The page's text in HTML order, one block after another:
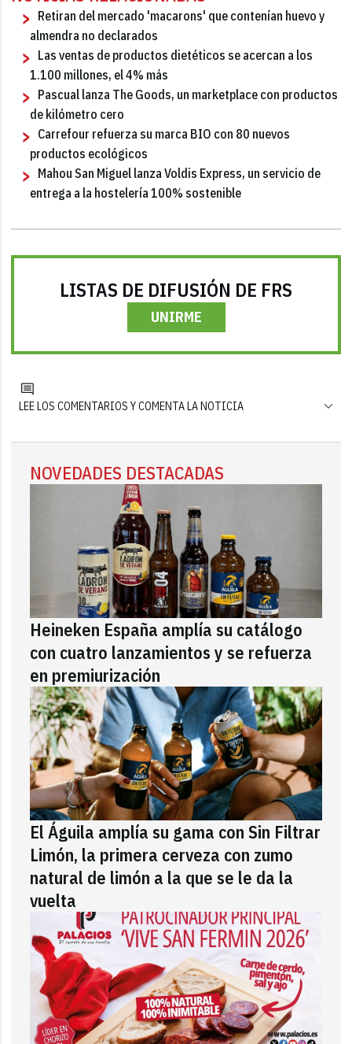
Retiran del mercado 'macarons' que contenían huevo y
almendra no declarados
Las ventas de productos dietéticos se acercan a los
1.100 millones, el 4% más
Pascual lanza The Goods, un marketplace con productos
de kilómetro cero
Carrefour refuerza su marca BIO con 80 nuevos
productos ecológicos
Mahou San Miguel lanza Voldis Express, un servicio de
entrega a la hostelería 100% sostenible
LISTAS DE DIFUSIÓN DE FRS
UNIRME
LEE LOS COMENTARIOS Y COMENTA LA NOTICIA
NOVEDADES DESTACADAS
Heineken España amplía su catálogo
con cuatro lanzamientos y se refuerza
en premiurización
El Águila amplía su gama con Sin Filtrar
Limón, la primera cerveza con zumo
natural de limón a la que se le da la
vuelta